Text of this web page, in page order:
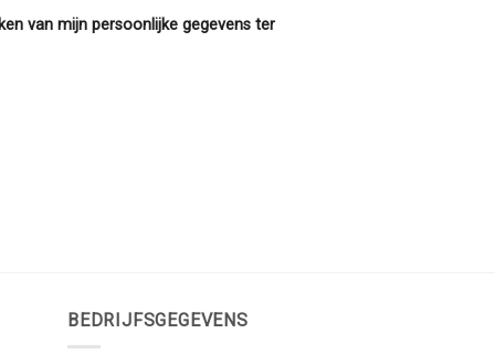
van mijn persoonlijke gegevens ter
BEDRIJFSGEGEVENS